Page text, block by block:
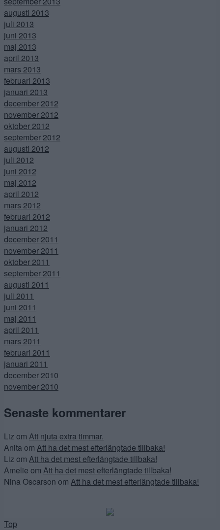
augusti 2013
juli 2013
juni 2013
maj 2013
april 2013
mars 2013
februari 2013
januari 2013
december 2012
november 2012
oktober 2012
september 2012
augusti 2012
juli 2012
juni 2012
maj 2012
april 2012
mars 2012
februari 2012
januari 2012
december 2011
november 2011
oktober 2011
september 2011
augusti 2011
juli 2011
juni 2011
maj 2011
april 2011
mars 2011
februari 2011
januari 2011
december 2010
november 2010
Senaste kommentarer
Liz om Att njuta extra timmar.
Anitaom Att ha det mest efterlängtade tillbaka!
Liz om Att ha det mest efterlängtade tillbaka!
Amelie om Att ha det mest efterlängtade tillbaka!
Nina Oscarson om Att ha det mest efterlängtade tillbaka!
Top